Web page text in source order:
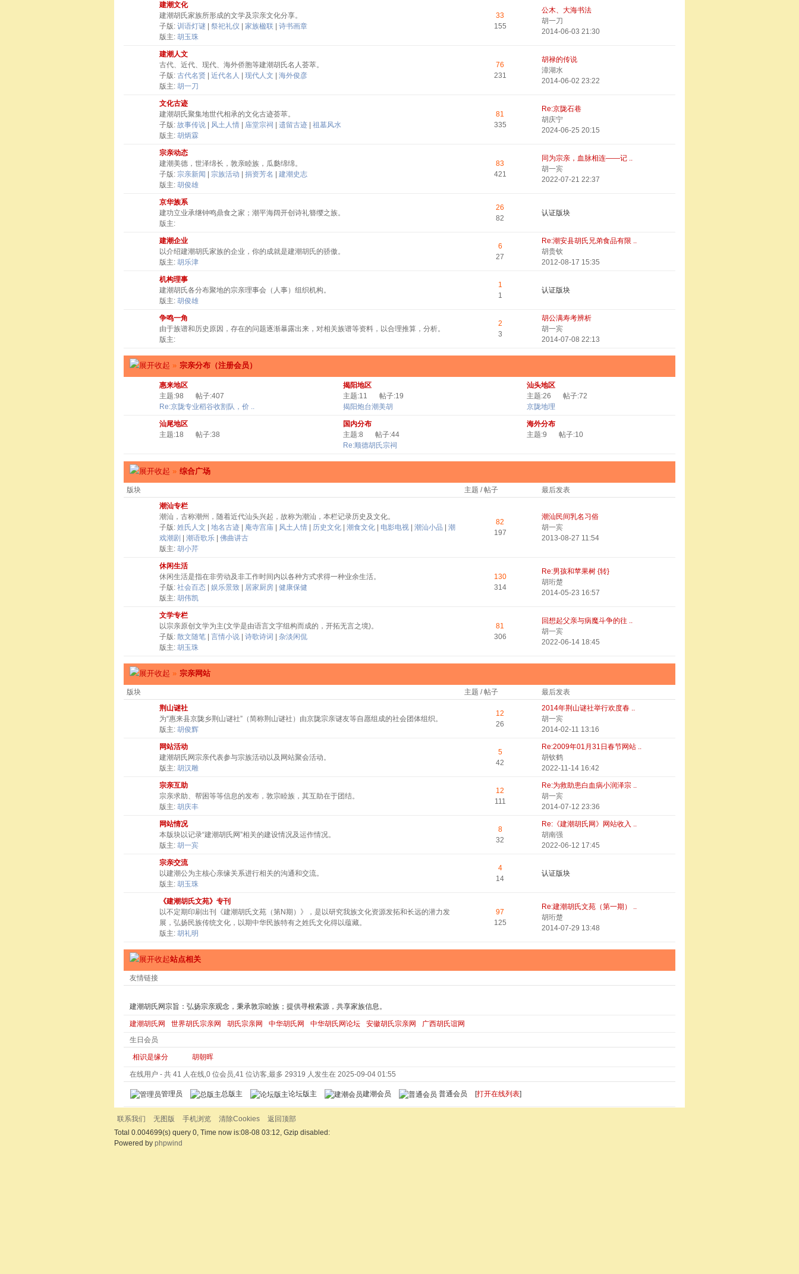
建潮文化
建潮胡氏家族所形成的文学及宗亲文化分享。
子版: 训语灯谜 祭祀礼仪 家族楹联
诗书画章
版主: 胡玉珠
33
155
公木、大海书法
胡一刀
2014-06-03 21:30
建潮人文
古代、近代、现代、海外侨胞等建潮胡氏名人荟萃。
子版: 古代名贤 近代名人 现代人文
海外俊彦
版主: 胡一刀
76
231
胡禄的传说
漳湖水
2014-06-02 23:22
文化古迹
建潮胡氏聚集地世代相承的文化古迹荟萃。
子版: 故事传说 风土人情 庙堂宗祠 遗留古迹
祖墓风水
版主: 胡炳霖
81
335
Re:京陇石巷
胡庆宁
2024-06-25 20:15
宗亲动态
建潮美德，世泽绵长，敦亲睦族，瓜瓞绵绵。
子版: 宗亲新闻 宗族活动 捐资芳名
建潮史志
版主: 胡俊雄
83
421
同为宗亲，血脉相连——记 ..
胡一宾
2022-07-21 22:37
京华族系
建功立业承继钟鸣鼎食之家；潮平海阔开创诗礼簪缨之族。
版主:
26
82
认证版块
建潮企业
以介绍建潮胡氏家族的企业，你的成就是建潮胡氏的骄傲。
版主: 胡乐津
6
27
Re:潮安县胡氏兄弟食品有限 ..
胡贵钦
2012-08-17 15:35
机构理事
建潮胡氏各分布聚地的宗亲理事会（人事）组织机构。
版主: 胡俊雄
1
1
认证版块
争鸣一角
由于族谱和历史原因，存在的问题逐渐暴露出来，对相关族谱等资料，以合理推算，分析。
版主:
2
3
胡公满寿考辨析
胡一宾
2014-07-08 22:13
» 宗亲分布（注册会员）
惠来地区
主题:98
帖子:407
Re:京陇专业稻谷收割队，价 ..
揭阳地区
主题:11
帖子:19
揭阳炮台潮美胡
汕头地区
主题:26
帖子:72
京陇地理
汕尾地区
主题:18
帖子:38
国内分布
主题:8
帖子:44
Re:顺德胡氏宗祠
海外分布
主题:9
帖子:10
» 综合广场
版块 主题 / 帖子
最后发表
潮汕专栏
潮汕，古称潮州，随着近代汕头兴起，故称为潮汕，本栏记录历史及文化。
子版: 姓氏人文 地名古迹 庵寺宫庙 风土人情 历史文化 潮食文化 电影电视 潮汕小品
潮
戏潮剧
潮语歌乐
佛曲讲古
版主: 胡小芹
82
197
潮汕民间乳名习俗
胡一宾
2013-08-27 11:54
休闲生活
休闲生活是指在非劳动及非工作时间内以各种方式求得一种业余生活。
子版: 社会百态 娱乐景致 居家厨房
健康保健
版主: 胡伟凯
130
314
Re:男孩和苹果树 {转}
胡珩楚
2014-05-23 16:57
文学专栏
以宗亲原创文学为主(文学是由语言文字组构而成的，开拓无言之境)。
子版: 散文随笔 言情小说 诗歌诗词
杂淡闲侃
版主: 胡玉珠
81
306
回想起父亲与病魔斗争的往 ..
胡一宾
2022-06-14 18:45
» 宗亲网站
版块 主题 / 帖子
最后发表
荆山谜社
为“惠来县京陇乡荆山谜社”（简称荆山谜社）由京陇宗亲谜友等自愿组成的社会团体组织。
版主: 胡俊辉
12
26
2014年荆山谜社举行欢度春 ..
胡一宾
2014-02-11 13:16
网站活动
建潮胡氏网宗亲代表参与宗族活动以及网站聚会活动。
版主: 胡汉雕
5
42
Re:2009年01月31日春节网站 ..
胡钦鹤
2022-11-14 16:42
宗亲互助
宗亲求助、帮困等等信息的发布，敦宗睦族，其互助在于团结。
版主: 胡庆丰
12
111
Re:为救助患白血病小润泽宗 ..
胡一宾
2014-07-12 23:36
网站情况
本版块以记录“建潮胡氏网”相关的建设情况及运作情况。
版主: 胡一宾
8
32
Re:《建潮胡氏网》网站收入 ..
胡南强
2022-06-12 17:45
宗亲交流
以建潮公为主核心亲缘关系进行相关的沟通和交流。
版主: 胡玉珠
4
14
认证版块
《建潮胡氏文苑》专刊
以不定期印刷出刊《建潮胡氏文苑（第N期）》，是以研究我族文化资源发拓和长远的潜力发
展，弘扬民族传统文化，以期中华民族特有之姓氏文化得以蕴藏。
版主: 胡礼明
97
125
Re:建潮胡氏文苑（第一期） ..
胡珩楚
2014-07-29 13:48
站点相关
友情链接
建潮胡氏网宗旨：弘扬宗亲观念，秉承敦宗睦族；提供寻根索源，共享家族信息。
建潮胡氏网 世界胡氏宗亲网 胡氏宗亲网 中华胡氏网 中华胡氏网论坛 安徽胡氏宗亲网
广西胡氏谊网
生日会员
相识是缘分 胡朝晖
在线用户 - 共 41 人在线,0 位会员,41 位访客,最多 29319 人发生在 2025-09-04 01:55
管理员 总版主 论坛版主 建潮会员 普通会员 [打开在线列表]
联系我们 无图版 手机浏览 清除Cookies
返回顶部
Total 0.004699(s) query 0, Time now is:08-08 03:12, Gzip disabled:
Powered by phpwind